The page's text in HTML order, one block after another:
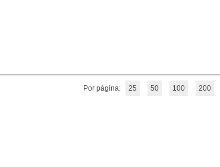
Por página: 25 50 100 200